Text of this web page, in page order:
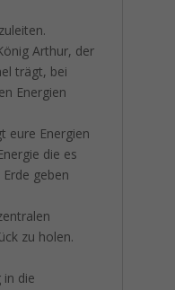
Arthur, der
trägt, bei
Energien
eure Energien
die es
geben
zu holen.
in die